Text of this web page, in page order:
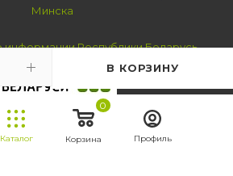
В КОРЗИНУ
Каталог Корзина
0
Профиль
Минска